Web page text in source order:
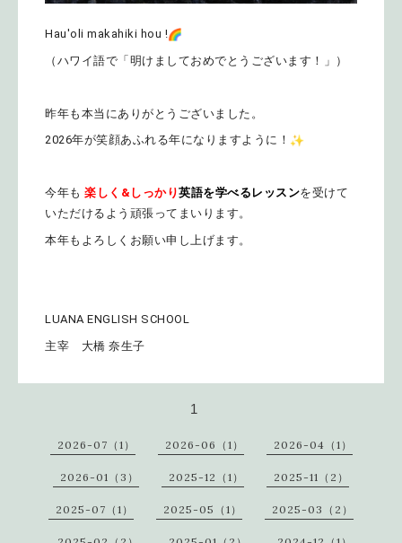
Hau'oli makahiki hou !
（ハワイ語で「明けましておめでとうございます！」）
昨年も本当にありがとうございました。
2026年が笑顔あふれる年になりますように！
今年も 楽しく& しっかり英語を学べるレッスンを受けて
いただけるよう頑張ってま いります。
本年もよろしくお願い申し上げます。
LUANA ENGLISH SCHOOL
主宰 大橋 奈生子
1
2026-07（1） 2026-06（1） 2026-04（1）
2026-01（3） 2025-12（1） 2025-11（2）
2025-07（1） 2025-05（1） 2025-03（2）